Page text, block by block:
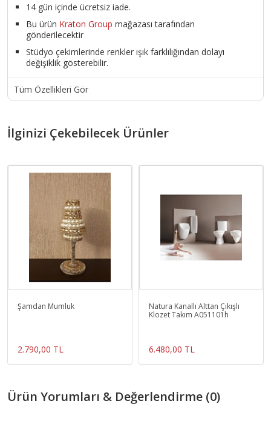
14 gün içinde ücretsiz iade.
Bu ürün Kraton Group mağazası tarafından
gönderilecektir
Stüdyo çekimlerinde renkler ışık farklılığından dolayı
değişiklik gösterebilir.
Tüm Özellikleri Gör
İlginizi Çekebilecek Ürünler
Şamdan Mumluk
2.790,00 TL
Natura Kanallı Alttan Çıkışlı
Klozet Takım A051101h
6.480,00 TL
Ürün Yorumları & Değerlendirme (0)